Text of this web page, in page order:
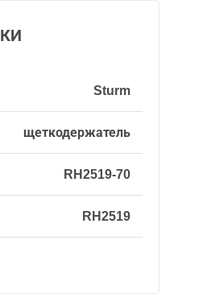
Sturm
щеткодержатель
RH2519-70
RH2519